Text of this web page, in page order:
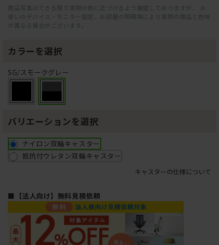
商品写真はできる限り実物の色に近づけるよう徹底しておりますが、 お
使いのデバイス・モニター設定、お部屋の照明等により実際の商品と色味
が異なる場合がございます。
カラーを選択
SG/スモークグレー
バリエーションを選択
ナイロン双輪キャスター
抵抗付ウレタン双輪キャスター
キャスターの仕様について
■【法人向け】無料見積依頼